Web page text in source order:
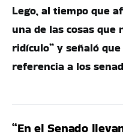
Lego, al tiempo que
una de las cosas que
ridículo” y señaló
referencia a los
“En el Senado